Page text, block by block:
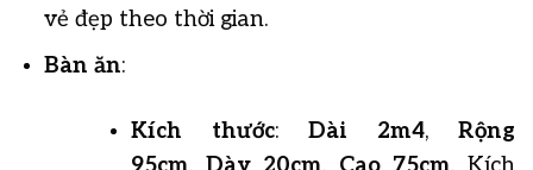
vẻ đẹp theo thời gian.
Bàn ăn:
Kích thước:Dài 2m4, Rộng